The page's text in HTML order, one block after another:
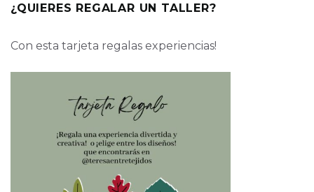
¿QUIERES REGALAR UN TALLER?
Con esta tarjeta regalas experiencias!